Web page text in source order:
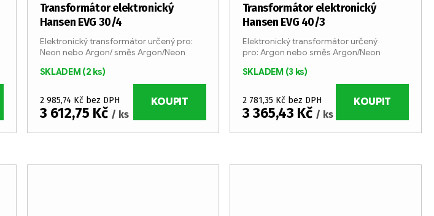
Transformátor elektronický
Hansen EVG 30/4
SKLADEM(2 ks)
2 985,74 Kč bez DPH
3 612,75 Kč / ks
KOUPIT
Elektronický transformátor určený pro:
Neon nebo Argon/ směs Argon/Neon
Transformátor elektronický
Hansen EVG 40/3
SKLADEM (3 ks)
2 781,35 Kč bez DPH
3 365,43 Kč / ks
KOUPIT
Elektronický transformátor určený
pro: Argon nebo směs Argon/Neon